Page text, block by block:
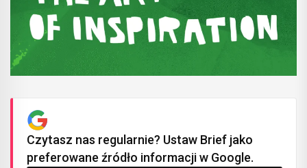
Czytasz nas regularnie? Ustaw Brief jako
preferowane źródło informacji w Google.